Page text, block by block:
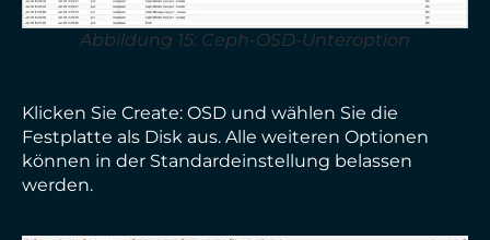
Abbildung 15: Ceph-OSD-Unteroption
Klicken Sie Create: OSD und wählen Sie die
Festplatte als Disk aus. Alle weiteren Optionen
können in der Standardeinstellung belassen
werden.